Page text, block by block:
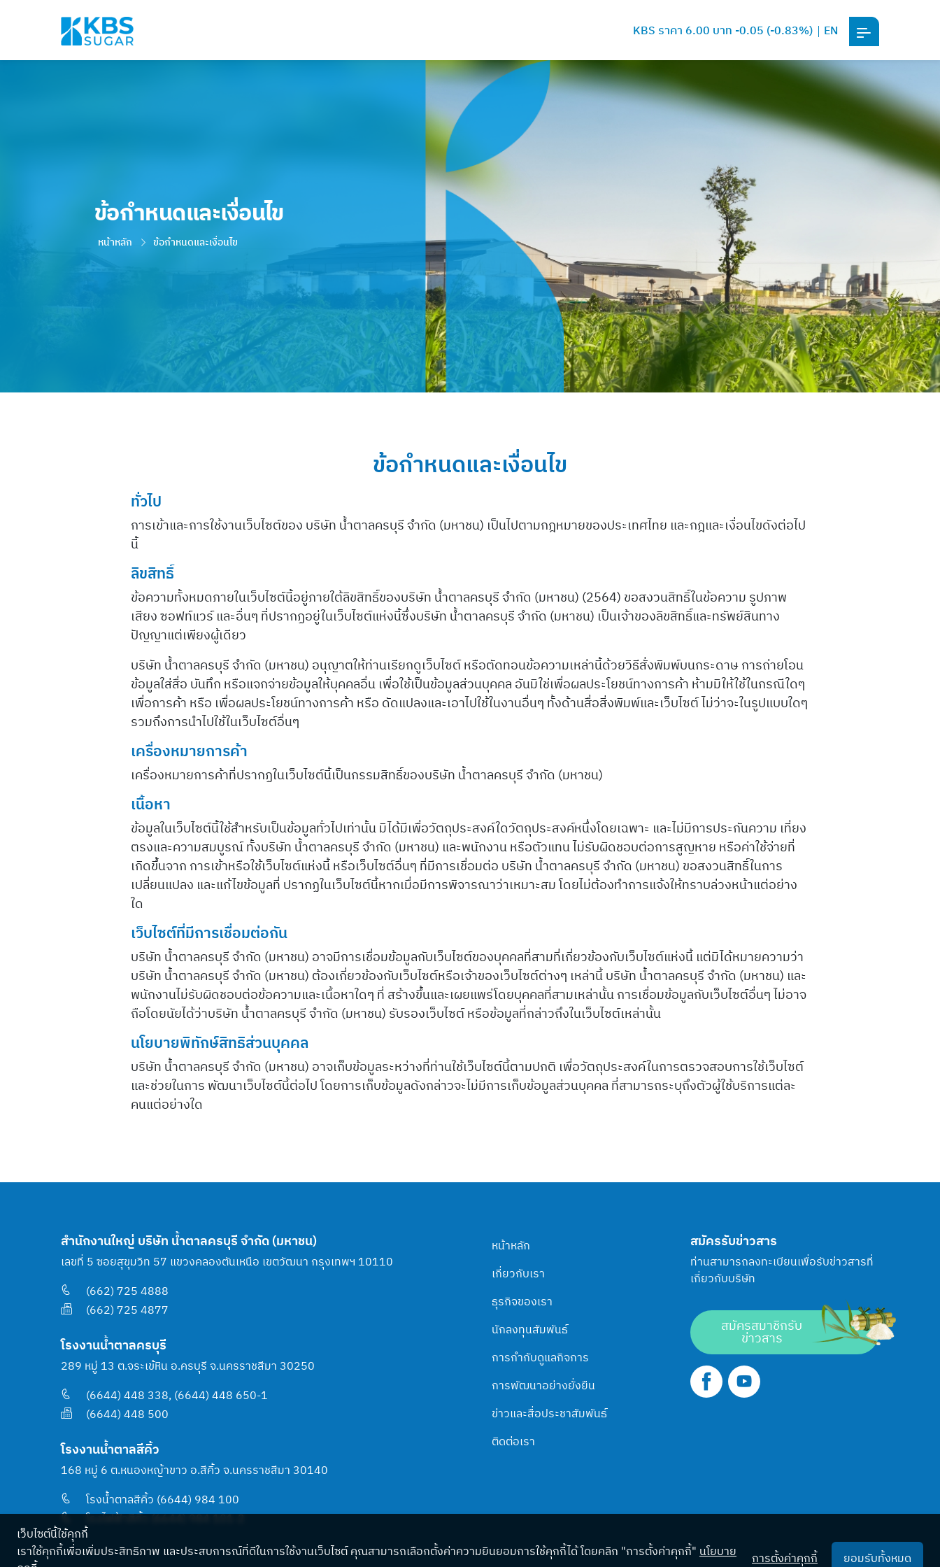
KBS ราคา 6.00 บาท -0.05 (-0.83%) EN
ข้อกำหนดและเงื่อนไข
หน้าหลัก ข้อกำหนดและเงื่อนไข
ข้อกำหนดและเงื่อนไข
ทั่วไป
การเข้าและการใช้งานเว็บไซต์ของ บริษัท น้ำตาลครบุรี จำกัด (มหาชน) เป็นไปตามกฎหมายของประเทศไทย และกฎและเงื่อนไขดังต่อไป
นี้
ลิขสิทธิ์
ข้อความทั้งหมดภายในเว็บไซต์นี้อยู่ภายใต้ลิขสิทธิ์ของบริษัท น้ำตาลครบุรี จำกัด (มหาชน) (2564) ขอสงวนสิทธิ์ในข้อความ รูปภาพ
เสียง ซอฟท์แวร์ และอื่นๆ ที่ปรากฏอยู่ในเว็บไซต์แห่งนี้ซึ่งบริษัท น้ำตาลครบุรี จำกัด (มหาชน) เป็นเจ้าของลิขสิทธิ์และทรัพย์สินทาง
ปัญญาแต่เพียงผู้เดียว
บริษัท น้ำตาลครบุรี จำกัด (มหาชน) อนุญาตให้ท่านเรียกดูเว็บไซต์ หรือตัดทอนข้อความเหล่านี้ด้วยวิธีสั่งพิมพ์บนกระดาษ การถ่ายโอน
ข้อมูลใส่สื่อ บันทึก หรือแจกจ่ายข้อมูลให้บุคคลอื่น เพื่อใช้เป็นข้อมูลส่วนบุคคล อันมิใช่เพื่อผลประโยชน์ทางการค้า ห้ามมิให้ใช้ในกรณีใดๆ
เพื่อการค้า หรือ เพื่อผลประโยชน์ทางการค้า หรือ ดัดแปลงและเอาไปใช้ในงานอื่นๆ ทั้งด้านสื่อสิ่งพิมพ์และเว็บไซต์ ไม่ว่าจะในรูปแบบใดๆ
รวมถึงการนำไปใช้ในเว็บไซต์อื่นๆ
เครื่องหมายการค้า
เครื่องหมายการค้าที่ปรากฏในเว็บไซต์นี้เป็นกรรมสิทธิ์ของบริษัท น้ำตาลครบุรี จำกัด (มหาชน)
เนื้อหา
ข้อมูลในเว็บไซต์นี้ใช้สำหรับเป็นข้อมูลทั่วไปเท่านั้น มิได้มีเพื่อวัตถุประสงค์ใดวัตถุประสงค์หนึ่งโดยเฉพาะ และไม่มีการประกันความ เที่ยง
ตรงและความสมบูรณ์ ทั้งบริษัท น้ำตาลครบุรี จำกัด (มหาชน) และพนักงาน หรือตัวแทน ไม่รับผิดชอบต่อการสูญหาย หรือค่าใช้จ่ายที่
เกิดขึ้นจาก การเข้าหรือใช้เว็บไซต์แห่งนี้ หรือเว็บไซต์อื่นๆ ที่มีการเชื่อมต่อ บริษัท น้ำตาลครบุรี จำกัด (มหาชน) ขอสงวนสิทธิ์ในการ
เปลี่ยนแปลง และแก้ไขข้อมูลที่ ปรากฏในเว็บไซต์นี้หากเมื่อมีการพิจารณาว่าเหมาะสม โดยไม่ต้องทำการแจ้งให้ทราบล่วงหน้าแต่อย่าง
ใด
เว็บไซต์ที่มีการเชื่อมต่อกัน
บริษัท น้ำตาลครบุรี จำกัด (มหาชน) อาจมีการเชื่อมข้อมูลกับเว็บไซต์ของบุคคลที่สามที่เกี่ยวข้องกับเว็บไซต์แห่งนี้ แต่มิได้หมายความว่า
บริษัท น้ำตาลครบุรี จำกัด (มหาชน) ต้องเกี่ยวข้องกับเว็บไซต์หรือเจ้าของเว็บไซต์ต่างๆ เหล่านี้ บริษัท น้ำตาลครบุรี จำกัด (มหาชน) และ
พนักงานไม่รับผิดชอบต่อข้อความและเนื้อหาใดๆ ที่ สร้างขึ้นและเผยแพร่โดยบุคคลที่สามเหล่านั้น การเชื่อมข้อมูลกับเว็บไซต์อื่นๆ ไม่อาจ
ถือโดยนัยได้ว่าบริษัท น้ำตาลครบุรี จำกัด (มหาชน) รับรองเว็บไซต์ หรือข้อมูลที่กล่าวถึงในเว็บไซต์เหล่านั้น
นโยบายพิทักษ์สิทธิส่วนบุคคล
บริษัท น้ำตาลครบุรี จำกัด (มหาชน) อาจเก็บข้อมูลระหว่างที่ท่านใช้เว็บไซต์นี้ตามปกติ เพื่อวัตถุประสงค์ในการตรวจสอบการใช้เว็บไซต์
และช่วยในการ พัฒนาเว็บไซต์นี้ต่อไป โดยการเก็บข้อมูลดังกล่าวจะไม่มีการเก็บข้อมูลส่วนบุคคล ที่สามารถระบุถึงตัวผู้ใช้บริการแต่ละ
คนแต่อย่างใด
สำนักงานใหญ่ บริษัท น้ำตาลครบุรี จำกัด (มหาชน)
เลขที่ 5 ซอยสุขุมวิท 57 แขวงคลองตันเหนือ เขตวัฒนา กรุงเทพฯ 10110
(662) 725 4888
(662) 725 4877
โรงงานน้ำตาลครบุรี
289 หมู่ 13 ต.จระเข้หิน อ.ครบุรี จ.นครราชสีมา 30250
(6644) 448 338, (6644) 448 650-1
(6644) 448 500
โรงงานน้ำตาลสีคิ้ว
168 หมู่ 6 ต.หนองหญ้าขาว อ.สีคิ้ว จ.นครราชสีมา 30140
โรงน้ำตาลสีคิ้ว (6644) 984 100
โรงไฟฟ้าสีคิ้ว (6644) 984 101-2
หน้าหลัก
เกี่ยวกับเรา
ธุรกิจของเรา
นักลงทุนสัมพันธ์
การกำกับดูแลกิจการ
การพัฒนาอย่างยั่งยืน
ข่าวและสื่อประชาสัมพันธ์
ติดต่อเรา
สมัครรับข่าวสาร
ท่านสามารถลงทะเบียนเพื่อรับข่าวสารที่
เกี่ยวกับบริษัท
สมัครสมาชิกรับ
ข่าวสาร
เว็บไซต์นี้ใช้คุกกี้
เราใช้คุกกี้เพื่อเพิ่มประสิทธิภาพ และประสบการณ์ที่ดีในการใช้งานเว็บไซต์ คุณสามารถเลือกตั้งค่าความยินยอมการใช้คุกกี้ได้ โดยคลิก "การตั้งค่าคุกกี้"นโยบาย
ยอมรับทั้งหมด
การตั้งค่าคุกกี้